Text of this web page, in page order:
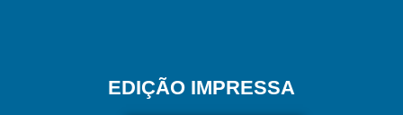
EDIÇÃO IMPRESSA